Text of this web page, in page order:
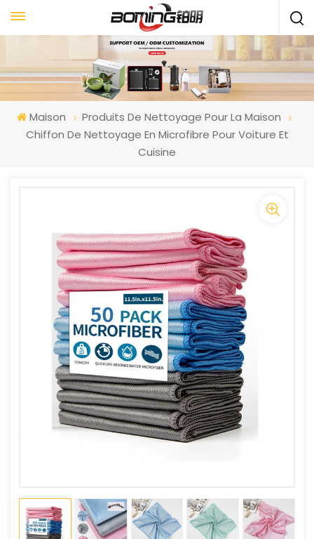
Maison
Produits De Nettoyage Pour La Maison
Chiffon De Nettoyage En Microfibre Pour Voiture Et
Cuisine